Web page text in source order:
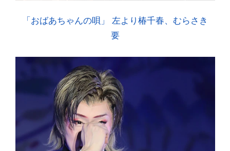
「おばあちゃんの唄」 左より椿千春、むらさき
要